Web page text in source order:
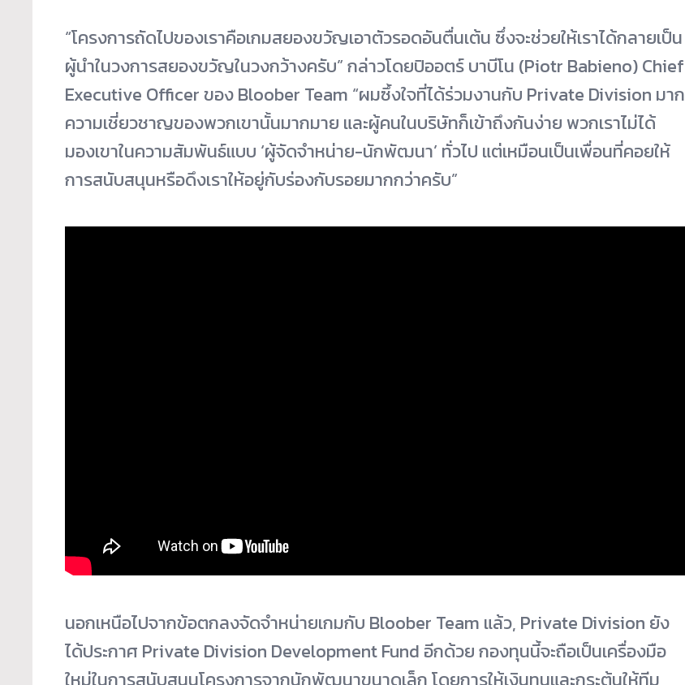
“โครงการถัดไปของเราคือเกมสยองขวัญเอาตัวรอดอันตื่นเต้น ซึ่งจะช่วยให้เราได้กลายเป็น
ผู้นำในวงการสยองขวัญในวงกว้างครับ” กล่าวโดยปิออตร์ บาบีโน (Piotr Babieno) Chief
Executive Officer ของ Bloober Team “ผมซึ้งใจที่ได้ร่วมงานกับ Private Division มาก
ความเชี่ยวชาญของพวกเขานั้นมากมาย และผู้คนในบริษัทก็เข้าถึงกันง่าย พวกเราไม่ได้
มองเขาในความสัมพันธ์แบบ ‘ผู้จัดจำหน่าย-นักพัฒนา’ ทั่วไป แต่เหมือนเป็นเพื่อนที่คอยให้
การสนับสนุนหรือดึงเราให้อยู่กับร่องกับรอยมากกว่าครับ”
นอกเหนือไปจากข้อตกลงจัดจำหน่ายเกมกับ Bloober Team แล้ว, Private Division ยัง
ได้ประกาศ Private Division Development Fund อีกด้วย กองทุนนี้จะถือเป็นเครื่องมือ
ใหม่ในการสนับสนุนโครงการจากนักพัฒนาขนาดเล็ก โดยการให้เงินทุนและกระตุ้นให้ทีม